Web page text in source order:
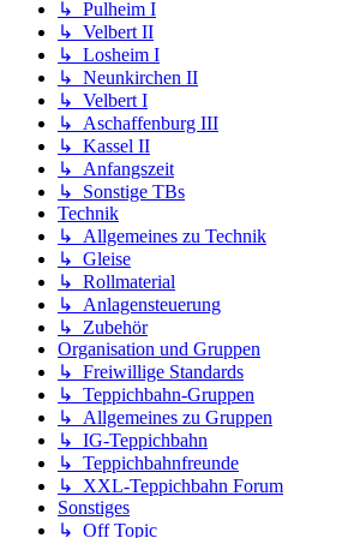
↳ Pulheim I
↳ Velbert II
↳ Losheim I
↳ Neunkirchen II
↳ Velbert I
↳ Aschaffenburg III
↳ Kassel II
↳ Anfangszeit
↳ Sonstige TBs
Technik
↳ Allgemeines zu Technik
↳ Gleise
↳ Rollmaterial
↳ Anlagensteuerung
↳ Zubehör
Organisation und Gruppen
↳ Freiwillige Standards
↳ Teppichbahn-Gruppen
↳ Allgemeines zu Gruppen
↳ IG-Teppichbahn
↳ Teppichbahnfreunde
↳ XXL-Teppichbahn Forum
Sonstiges
↳ Off Topic